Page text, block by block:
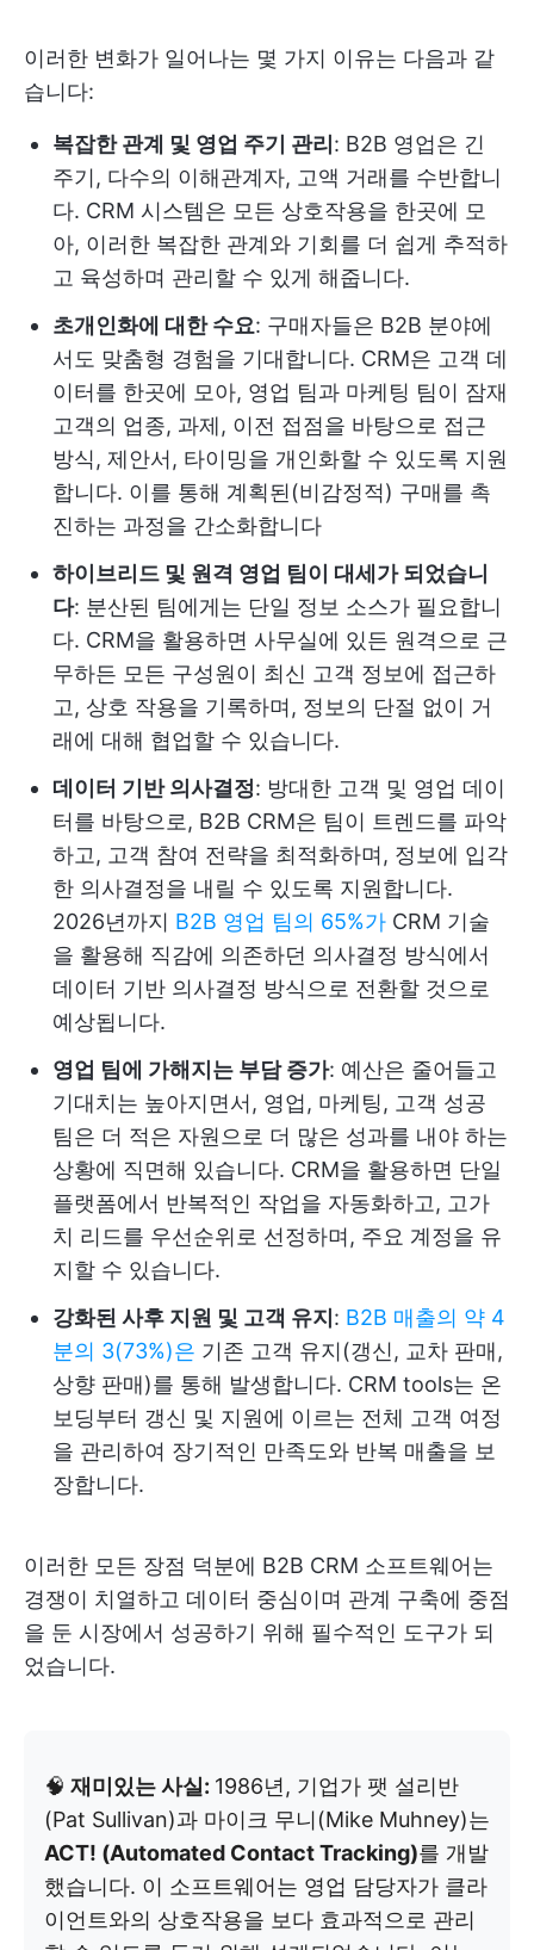
이러한 변화가 일어나는 몇 가지 이유는 다음과 같
습니다:
복잡한 관계 및 영업 주기 관리 : B2B 영업은 긴
주기, 다수의 이해관계자, 고액 거래를 수반합니
다. CRM 시스템은 모든 상호작용을 한곳에 모
아, 이러한 복잡한 관계와 기회를 더 쉽게 추적하
고 육성하며 관리할 수 있게 해줍니다.
초개인화에 대한 수요: 구매자들은 B2B 분야에
서도 맞춤형 경험을 기대합니다. CRM은 고객 데
이터를 한곳에 모아, 영업 팀과 마케팅 팀이 잠재
고객의 업종, 과제, 이전 접점을 바탕으로 접근
방식, 제안서, 타이밍을 개인화할 수 있도록 지원
합니다. 이를 통해 계획된(비감정적) 구매를 촉
진하는 과정을 간소화합니다
하이브리드 및 원격 영업 팀이 대세가 되었습니
다: 분산된 팀에게는 단일 정보 소스가 필요합니
다. CRM을 활용하면 사무실에 있든 원격으로 근
무하든 모든 구성원이 최신 고객 정보에 접근하
고, 상호 작용을 기록하며, 정보의 단절 없이 거
래에 대해 협업할 수 있습니다.
데이터 기반 의사결정: 방대한 고객 및 영업 데이
터를 바탕으로, B2B CRM은 팀이 트렌드를 파악
하고, 고객 참여 전략을 최적화하며, 정보에 입각
한 의사결정을 내릴 수 있도록 지원합니다.
2026년까지 B2B 영업 팀의 65%가 CRM 기술
을 활용해 직감에 의존하던 의사결정 방식에서
데이터 기반 의사결정 방식으로 전환할 것으로
예상됩니다.
영업 팀에 가해지는 부담 증가: 예산은 줄어들고
기대치는 높아지면서, 영업, 마케팅, 고객 성공
팀은 더 적은 자원으로 더 많은 성과를 내야 하는
상황에 직면해 있습니다. CRM을 활용하면 단일
플랫폼에서 반복적인 작업을 자동화하고, 고가
치 리드를 우선순위로 선정하며, 주요 계정을 유
지할 수 있습니다.
강화된 사후 지원 및 고객 유지 : B2B 매출의 약 4
분의 3(73%)은 기존 고객 유지(갱신, 교차 판매,
상향 판매)를 통해 발생합니다. CRM tools는 온
보딩부터 갱신 및 지원에 이르는 전체 고객 여정
을 관리하여 장기적인 만족도와 반복 매출을 보
장합니다.
이러한 모든 장점 덕분에 B2B CRM 소프트웨어는
경쟁이 치열하고 데이터 중심이며 관계 구축에 중점
을 둔 시장에서 성공하기 위해 필수적인 도구가 되
었습니다.
🧠 재미있는 사실: 1986년, 기업가 팻 설리반
(Pat Sullivan)과 마이크 무니(Mike Muhney)는
ACT! (Automated Contact Tracking)를 개발
했습니다. 이 소프트웨어는 영업 담당자가 클라
이언트와의 상호작용을 보다 효과적으로 관리